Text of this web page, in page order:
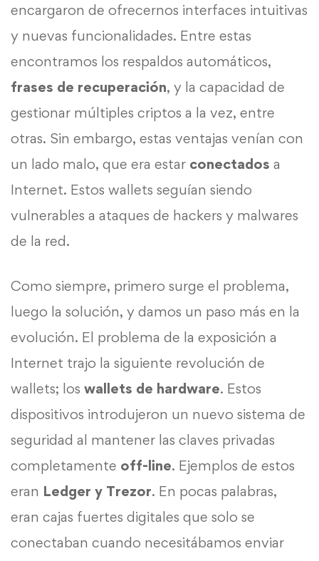
encargaron de ofrecernos interfaces intuitivas
y nuevas funcionalidades. Entre estas
encontramos los respaldos automáticos,
frases de recuperación, y la capacidad de
gestionar múltiples criptos a la vez, entre
otras. Sin embargo, estas ventajas venían con
un lado malo, que era estar conectados a
Internet. Estos wallets seguían siendo
vulnerables a ataques de hackers y malwares
de la red.
Como siempre, primero surge el problema,
luego la solución, y damos un paso más en la
evolución. El problema de la exposición a
Internet trajo la siguiente revolución de
wallets; los wallets de hardware. Estos
dispositivos introdujeron un nuevo sistema de
seguridad al mantener las claves privadas
completamente off-line. Ejemplos de estos
eran Ledger y Trezor. En pocas palabras,
eran cajas fuertes digitales que solo se
conectaban cuando necesitábamos enviar